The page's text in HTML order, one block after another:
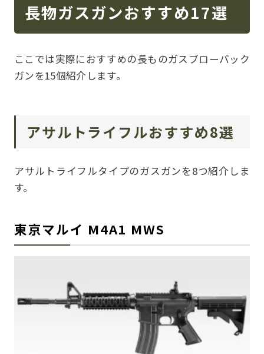
長物ガスガンおすすめ17選
ここでは実際におすすめの長ものガスブローバック
ガンを15個紹介します。
アサルトライフルおすすめ8選
アサルトライフルタイプのガスガンを8つ紹介しま
す。
東京マルイ M4A1 MWS